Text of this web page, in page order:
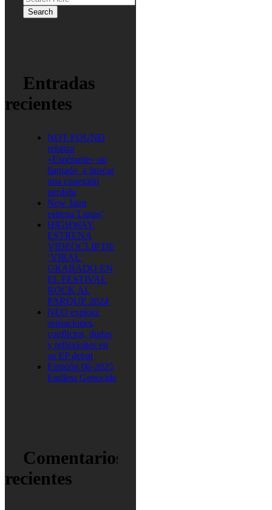
Entradas
recientes
NOT FOUND
relanza
«Espérame» un
llamado a buscar
una conexión
perdida
New Jaim
estrena’Lunas’
HIGHWAY
ESTRENA
VIDEOCLIP DE
‘VIRAL’
GRABADO EN
EL FESTIVAL
ROCK AL
PARQUE 2024
NEO explora
sensaciones,
conflictos, dudas
y reflexiones en
su EP debut
Emisión 06-2025
Endless Genocide
Comentarios
recientes